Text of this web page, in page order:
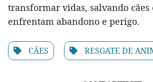
transformar vidas, salvando cães
enfrentam abandono e perigo.
CÃES RESGATE DE